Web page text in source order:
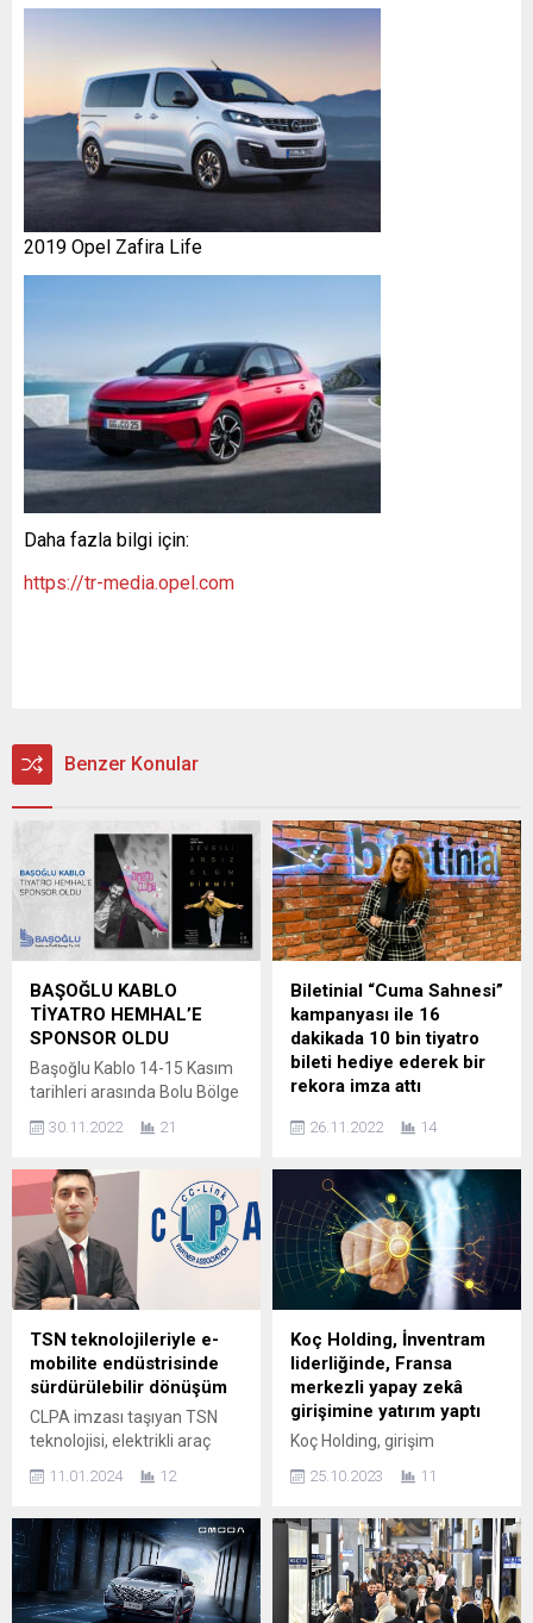
2019 Opel Zafira Life
Daha fazla bilgi için:
https://tr-media.opel.com
Benzer Konular
BAŞOĞLU KABLO
TİYATRO HEMHAL’E
SPONSOR OLDU
Başoğlu Kablo 14-15 Kasım
tarihleri arasında Bolu Bölge
buluşan Tiyatro Hemhal’in
üstlendi. Gerçekleştirdiği
sosyal sorumluluk projeleri
ile sektörde adından sık sık
bahsettiren Başoğlu Kablo
bu kez Bolu halkının sanatla
buluşmasına destek oldu.
14-15 Kasım tarihleri
arasında “Nolcak Bu Yusuf
Umut’un Hali?” ve “Sevgili
30.11.2022 21
Biletinial “Cuma Sahnesi”
kampanyası ile 16
dakikada 10 bin tiyatro
bileti hediye ederek bir
rekora imza attı
kampanyası ile 16 dakikada
ederek bir rekora imza attı
Biletinial’ın “Şahane Kasım”
indirim günleri kapsamında
25 Kasım Cuma günü
gerçekleştirdiği “Biletinial
Cuma Sahnesi” kampanyası
bir rekora imza attı. Saat
15:00’de Türkiye genelinde
başlayan kampanya
kapsamında 16 dakika
içerisinde 10 bin hediye
bilet...
26.11.2022 14
TSN teknolojileriyle e-
mobilite endüstrisinde
sürdürülebilir dönüşüm
CLPA imzası taşıyan TSN
teknolojisi, elektrikli araç
zorluklara bir yanıt olarak
değiştirmeye hazırlanıyor
TSN teknolojileriyle e-
mobilite endüstrisinde
sürdürülebilir dönüşüm
11.01.2024 12
Koç Holding, İnventram
liderliğinde, Fransa
merkezli yapay zekâ
girişimine yatırım yaptı
Koç Holding, girişim
liderliğinde, yapay zekâ ve
şirketi AdCreative.ai’a
yatırım yaptı. İnventram
CEO’su Cem Soysal,
yatırıma ilişkin “Çatı
25.10.2023 11